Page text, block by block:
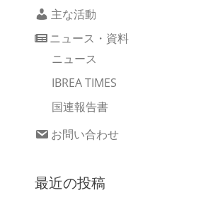
主な活動
ニュース・資料
ニュース
IBREA TIMES
国連報告書
お問い合わせ
最近の投稿